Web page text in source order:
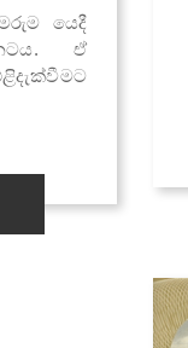
යෙදී
ඒ